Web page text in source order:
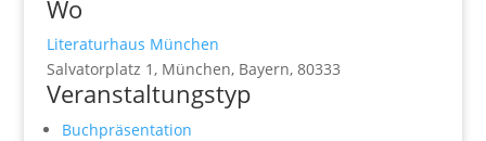
Wo
Literaturhaus München
Salvatorplatz 1, München, Bayern, 80333
Veranstaltungstyp
Buchpräsentation